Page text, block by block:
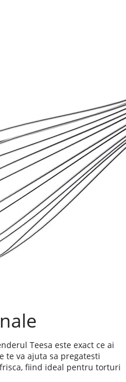
Teesa este exact ce ai
te va ajuta sa pregatesti
fiind ideal pentru torturi